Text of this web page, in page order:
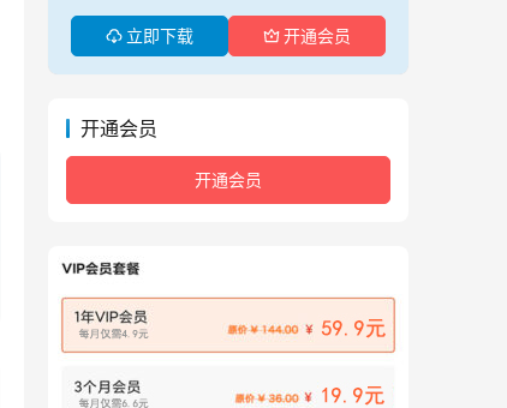
登录
立即下载 开通会员
开通会员
开通会员